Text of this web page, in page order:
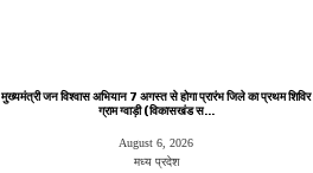
मुख्यमंत्री जन विश्वास अभियान 7 अगस्त से होगा प्रारंभ जिले का प्रथम शिविर
ग्राम ग्वाड़ी (विकासखंड स...
August 6, 2026
मध्य प्रदेश